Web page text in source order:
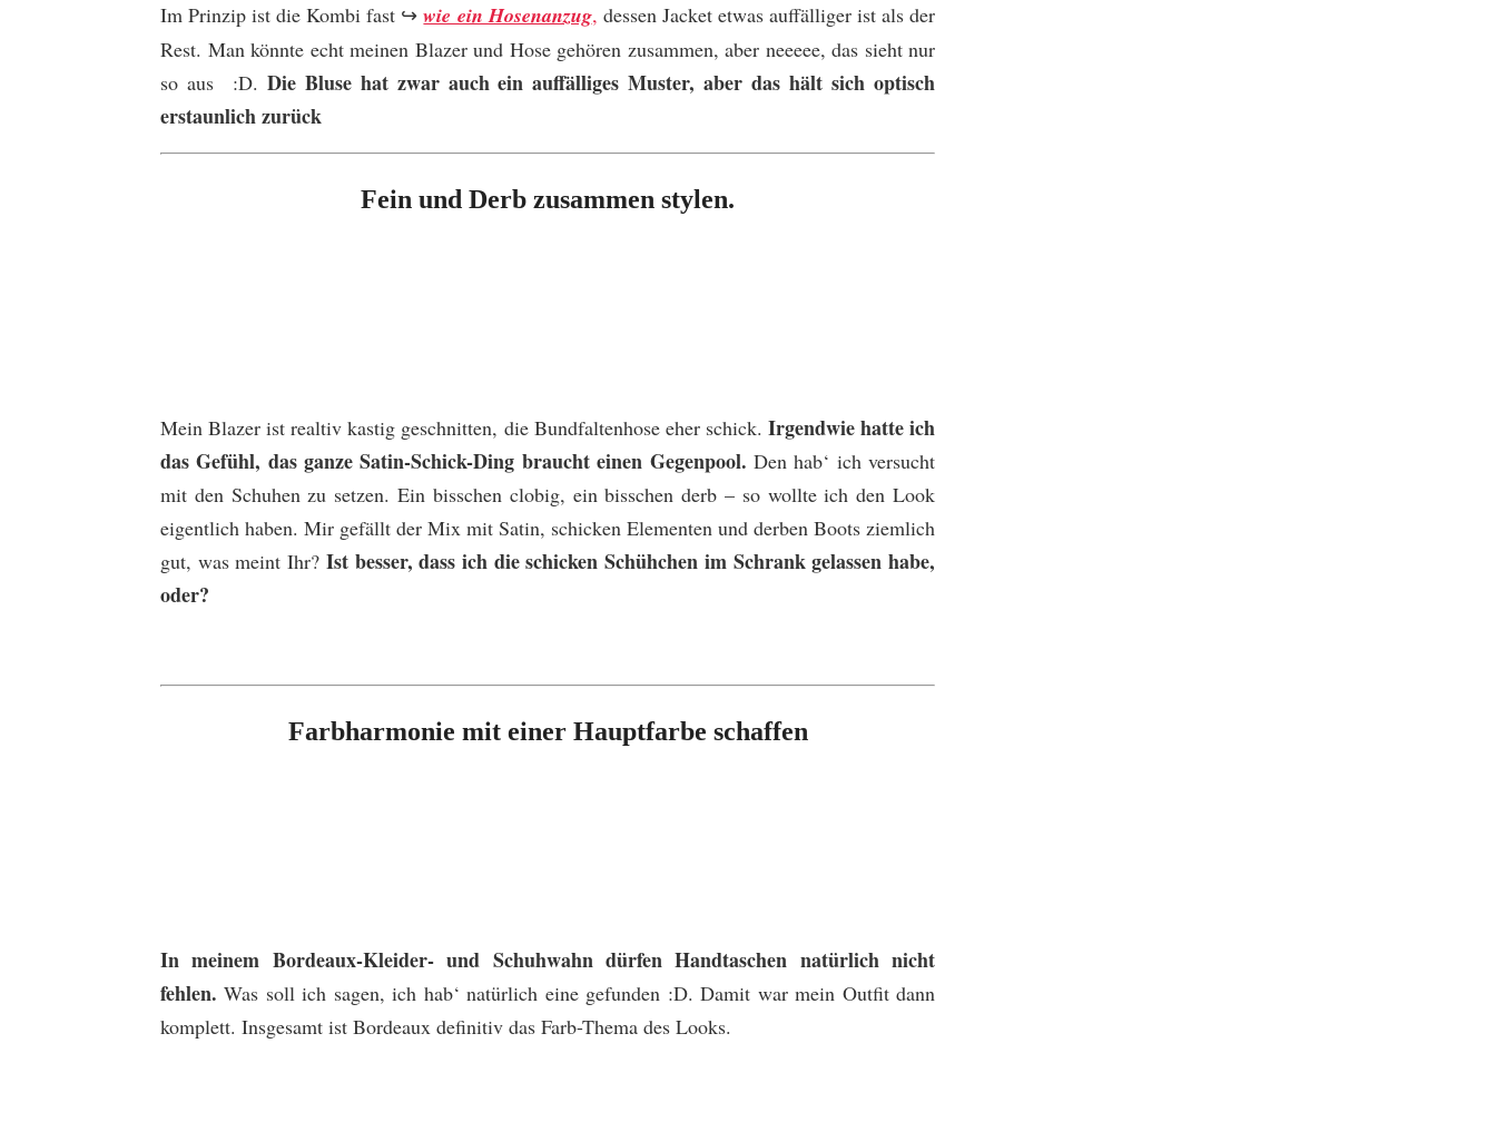
Im Prinzip ist die Kombi fast ↪wie ein Hosenanzug, dessen Jacket etwas auffälliger ist als der
Rest. Man könnte echt meinen Blazer und Hose gehören zusammen, aber neeeee, das sieht nur
so aus :D. Die Bluse hat zwar auch ein auffälliges Muster, aber das hält sich optisch
erstaunlich zurück
Fein und Derb zusammen stylen.
Mein Blazer ist realtiv kastig geschnitten, die Bundfaltenhose eher schick. Irgendwie hatte ich
das Gefühl, das ganze Satin-Schick-Ding braucht einen Gegenpool. Den hab‘ ich versucht
mit den Schuhen zu setzen. Ein bisschen clobig, ein bisschen derb – so wollte ich den Look
eigentlich haben. Mir gefällt der Mix mit Satin, schicken Elementen und derben Boots ziemlich
gut, was meint Ihr? Ist besser, dass ich die schicken Schühchen im Schrank gelassen habe,
oder?
Farbharmonie mit einer Hauptfarbe schaffen
In meinem Bordeaux-Kleider- und Schuhwahn dürfen Handtaschen natürlich nicht
fehlen. Was soll ich sagen, ich hab‘ natürlich eine gefunden :D. Damit war mein Outfit dann
komplett. Insgesamt ist Bordeaux definitiv das Farb-Thema des Looks.